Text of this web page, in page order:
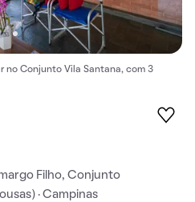
no Conjunto Vila Santana, com 3
Filho, Conjunto
· Campinas